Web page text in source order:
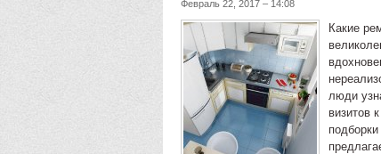
Февраль 22, 2017 – 14:08
Какие
люди
визитов